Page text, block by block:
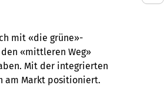
mit «die grüne»-
«mittleren Weg»
Mit der integrierten
am Markt positioniert.